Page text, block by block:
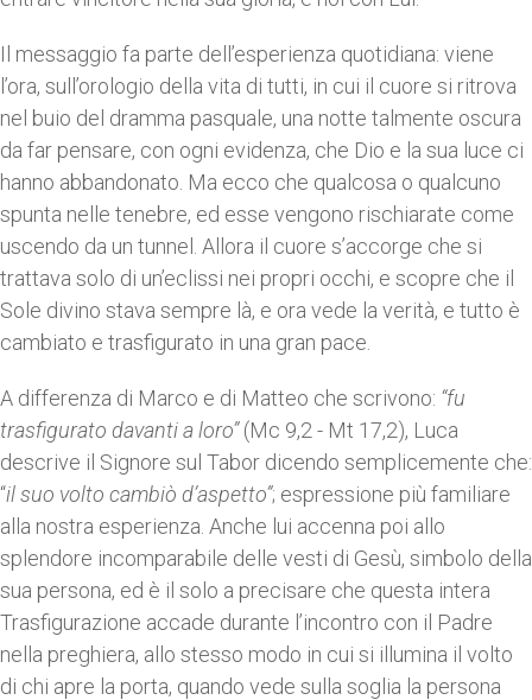
Il messaggio fa parte dell’esperienza quotidiana: viene
l’ora, sull’orologio della vita di tutti, in cui il cuore si ritrova
nel buio del dramma pasquale, una notte talmente oscura
da far pensare, con ogni evidenza, che Dio e la sua luce ci
hanno abbandonato. Ma ecco che qualcosa o qualcuno
spunta nelle tenebre, ed esse vengono rischiarate come
uscendo da un tunnel. Allora il cuore s’accorge che si
trattava solo di un’eclissi nei propri occhi, e scopre che il
Sole divino stava sempre là, e ora vede la verità, e tutto è
cambiato e trasfigurato in una gran pace.
A differenza di Marco e di Matteo che scrivono: “fu
trasfigurato davanti a loro”(Mc 9,2 - Mt 17,2), Luca
descrive il Signore sul Tabor dicendo semplicemente che:
“il suo volto cambiò d’aspetto”; espressione più familiare
alla nostra esperienza. Anche lui accenna poi allo
splendore incomparabile delle vesti di Gesù, simbolo della
sua persona, ed è il solo a precisare che questa intera
Trasfigurazione accade durante l’incontro con il Padre
nella preghiera, allo stesso modo in cui si illumina il volto
di chi apre la porta, quando vede sulla soglia la persona